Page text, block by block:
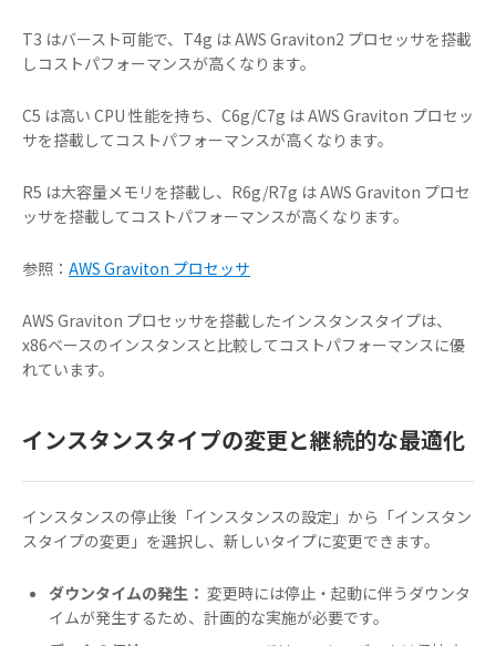
T3 はバースト可能で、T4g は AWS Graviton2 プロセッサを搭載
しコストパフォーマンスが高くなります。
C5 は高い CPU 性能を持ち、C6g/C7g は AWS Graviton プロセッ
サを搭載してコストパフォーマンスが高くなります。
R5 は大容量メモリを搭載し、R6g/R7g は AWS Graviton プロセ
ッサを搭載してコストパフォーマンスが高くなります。
参照： AWS Graviton プロセッサ
AWS Graviton プロセッサを搭載したインスタンスタイプは、
x86ベースのインスタンスと比較してコストパフォーマンスに優
れています。
インスタンスタイプの変更と継続的な最適化
インスタンスの停止後「インスタンスの設定」から「インスタン
スタイプの変更」を選択し、新しいタイプに変更できます。
ダウンタイムの発生： 変更時には停止・起動に伴うダウンタ
イムが発生するため、計画的な実施が必要です。